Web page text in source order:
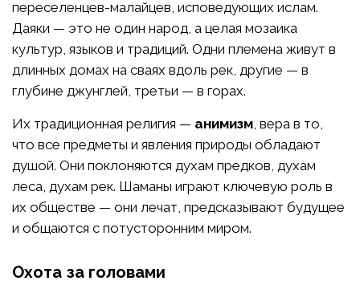
переселенцев-малайцев, исповедующих ислам.
Даяки — это не один народ, а целая мозаика
культур, языков и традиций. Одни племена живут в
длинных домах на сваях вдоль рек, другие — в
глубине джунглей, третьи — в горах.
Их традиционная религия — анимизм, вера в то,
что все предметы и явления природы обладают
душой. Они поклоняются духам предков, духам
леса, духам рек. Шаманы играют ключевую роль в
их обществе — они лечат, предсказывают будущее
и общаются с потусторонним миром.
Охота за головами